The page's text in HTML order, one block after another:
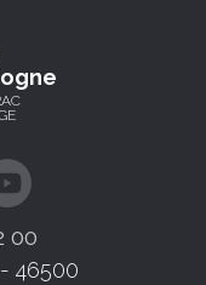
00
46500